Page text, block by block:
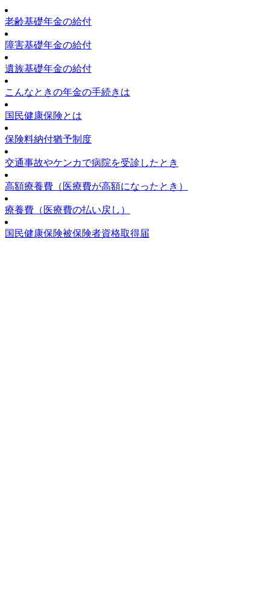
老齢基礎年金の給付
障害基礎年金の給付
遺族基礎年金の給付
こんなときの年金の手続きは
国民健康保険とは
保険料納付猶予制度
交通事故やケンカで病院を受診したとき
高額療養費（医療費が高額になったとき）
療養費（医療費の払い戻し）
国民健康保険被保険者資格取得届